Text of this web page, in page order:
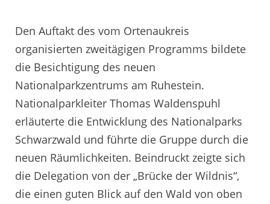
Den Auftakt des vom Ortenaukreis
organisierten zweitägigen Programms bildete
die Besichtigung des neuen
Nationalparkzentrums am Ruhestein.
Nationalparkleiter Thomas Waldenspuhl
erläuterte die Entwicklung des Nationalparks
Schwarzwald und führte die Gruppe durch die
neuen Räumlichkeiten. Beindruckt zeigte sich
die Delegation von der „Brücke der Wildnis“,
die einen guten Blick auf den Wald von oben